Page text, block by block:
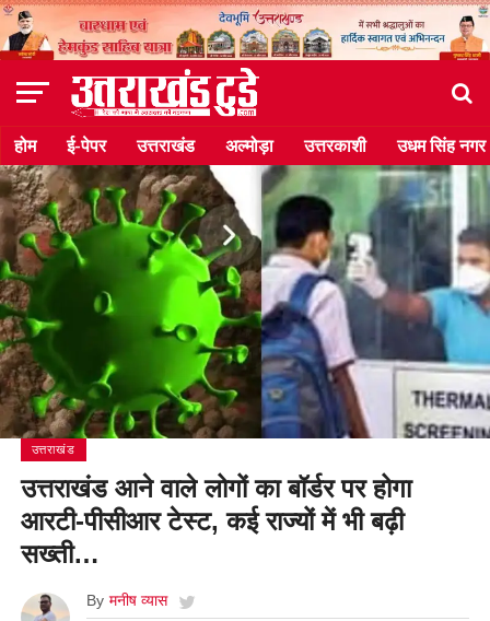
होम ई-पेपर उत्तराखंड अल्मोड़ा उत्तरकाशी उधम सिंह नगर
उत्तराखंड
उत्तराखंड आने वाले लोगों का बॉर्डर पर होगा
आरटी-पीसीआर टेस्ट, कई राज्यों में भी बढ़ी
सख्ती…
By मनीष व्यास